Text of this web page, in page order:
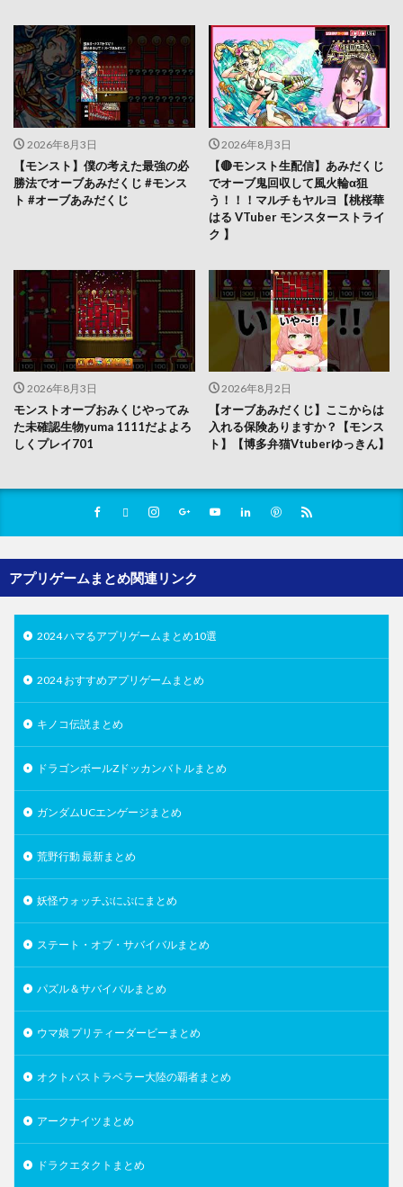
2026年8月3日
【モンスト】僕の考えた最強の必
勝法でオーブあみだくじ #モンス
ト #オーブあみだくじ
2026年8月3日
【🔴モンスト生配信】あみだくじ
でオーブ鬼回収して風火輪α狙
う！！！マルチもヤルヨ【桃桜華
はる VTuber モンスターストライ
ク 】
2026年8月3日
モンストオーブおみくじやってみ
た未確認生物yuma 1111だよよろ
しくプレイ701
2026年8月2日
【オーブあみだくじ】ここからは
入れる保険ありますか？【モンス
ト】【博多弁猫Vtuberゆっきん】
アプリゲームまとめ関連リンク
2024 ハマるアプリゲームまとめ10選
2024 おすすめアプリゲームまとめ
キノコ伝説まとめ
ドラゴンボールZドッカンバトルまとめ
ガンダムUCエンゲージまとめ
荒野行動 最新まとめ
妖怪ウォッチぷにぷにまとめ
ステート・オブ・サバイバルまとめ
パズル＆サバイバルまとめ
ウマ娘 プリティーダービーまとめ
オクトパストラベラー大陸の覇者まとめ
アークナイツまとめ
ドラクエタクトまとめ